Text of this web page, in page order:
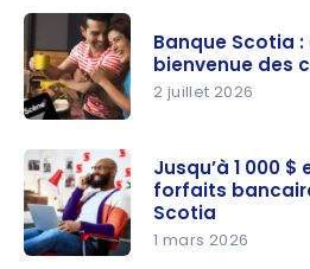
Scotia :
offres de
bienvenue
des cartes
Banque Scotia
bienvenue des
2 juillet 2026
Jusqu’à 1 000
forfaits
Scotia
1 mars 2026